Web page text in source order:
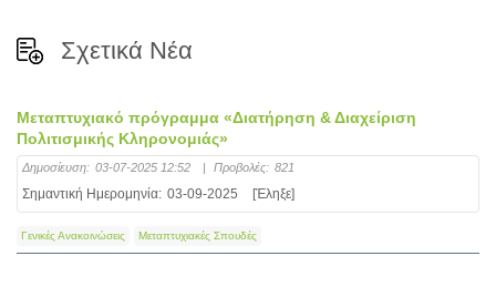
Σχετικά Νέα
Μεταπτυχιακό πρόγραμμα «Διατήρηση & Διαχείριση
Πολιτισμικής Κληρονομιάς»
Δημοσίευση: 03-07-2025 12:52 | Προβολές: 821
Σημαντική Ημερομηνία: 03-09-2025 [Έληξε]
Γενικές Ανακοινώσεις Μεταπτυχιακές Σπουδές